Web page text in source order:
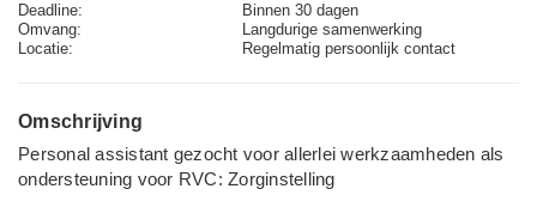
Deadline:
Binnen 30 dagen
Omvang:
Langdurige samenwerking
Locatie:
Regelmatig persoonlijk contact
Omschrijving
Personal assistant gezocht voor allerlei werkzaamheden als
ondersteuning voor RVC: Zorginstelling